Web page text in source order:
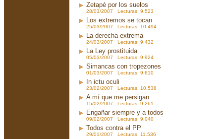
Zetapé por los suelos
28/03/2007 Lecturas: 9.523
Los extremos se tocan
25/03/2007 Lecturas: 10.494
La derecha extrema
24/03/2007 Lecturas: 9.432
La Ley prostituida
05/03/2007 Lecturas: 9.924
Simancas con tropezones
01/03/2007 Lecturas: 9.610
In ictu oculi
23/02/2007 Lecturas: 10.538
A mí que me persigan
15/02/2007 Lecturas: 9.261
Engañar siempre y a todos
09/02/2007 Lecturas: 9.040
Todos contra el PP
29/01/2007 Lecturas: 11.536